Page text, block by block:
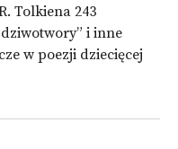
Tolkiena 243
i inne
w poezji dziecięcej